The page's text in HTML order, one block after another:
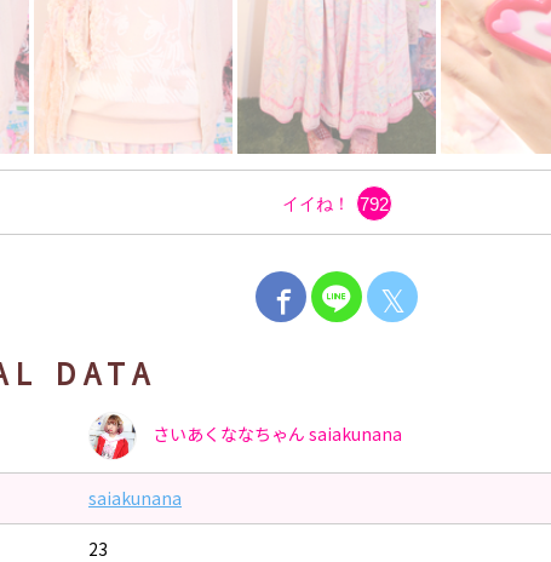
イイね！ 792
𝕏
DATA
さいあくななちゃん saiakunana
saiakunana
23